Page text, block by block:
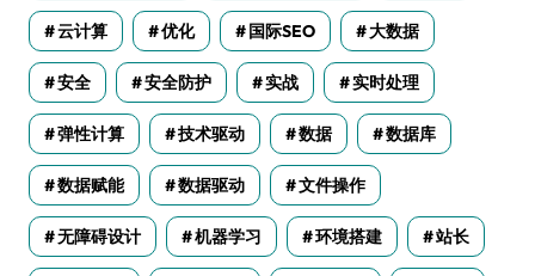
云计算 优化 国际SEO 大数据
安全 安全防护 实战 实时处理
弹性计算 技术驱动 数据 数据库
数据赋能 数据驱动 文件操作
无障碍设计 机器学习 环境搭建 站长